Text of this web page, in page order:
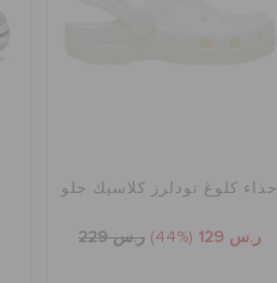
حذاء كلوغ تودلرز كلاسيك جلو
ر.س 129 (44%) ر.س 229